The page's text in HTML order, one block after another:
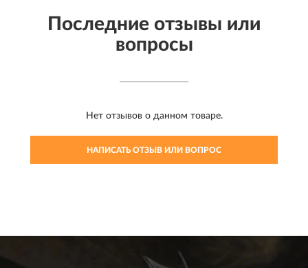
Последние отзывы или
вопросы
Нет отзывов о данном товаре.
НАПИСАТЬ ОТЗЫВ ИЛИ ВОПРОС